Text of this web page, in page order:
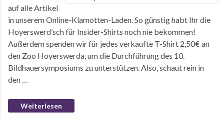
auf alle Artikel
in unserem Online-Klamotten-Laden. So günstig habt Ihr die
Hoyerswerd’sch für Insider-Shirts noch nie bekommen!
Außerdem spenden wir für jedes verkaufte T-Shirt 2,50€ an
den Zoo Hoyerswerda, um die Durchführung des 10.
Bildhauersymposiums zu unterstützen. Also, schaut rein in
den …
Weiterlesen